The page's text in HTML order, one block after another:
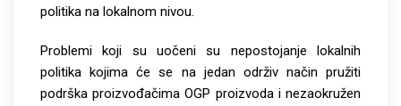
politika na lokalnom nivou.
Problemi koji su uočeni su nepostojanje lokalnih
politika kojima će se na jedan održiv način pružiti
podrška proizvođačima OGP proizvoda i nezaokružen